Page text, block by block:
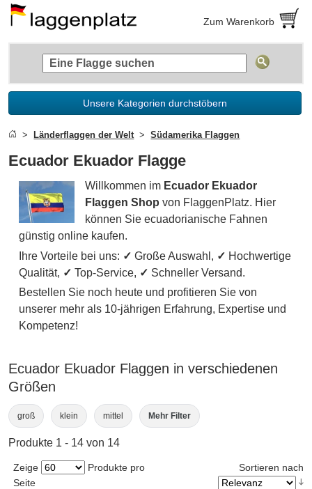
Zum Warenkorb
Unsere Kategorien durchstöbern
Länderflaggen der Welt Südamerika Flaggen
Ecuador Ekuador Flagge
Willkommen im Ecuador Ekuador
Flaggen Shop von FlaggenPlatz. Hier
können Sie ecuadorianische Fahnen
günstig online kaufen.
Ihre Vorteile bei uns: ✓ Große Auswahl, ✓ Hochwertige
Qualität, ✓ Top-Service, ✓ Schneller Versand.
Bestellen Sie noch heute und profitieren Sie von
unserer mehr als 10-jährigen Erfahrung, Expertise und
Kompetenz!
Ecuador Ekuador Flaggen in verschiedenen
Größen
groß klein mittel Mehr Filter
Produkte 1 - 14 von 14
Zeige
Produkte pro
Seite
Sortieren nach